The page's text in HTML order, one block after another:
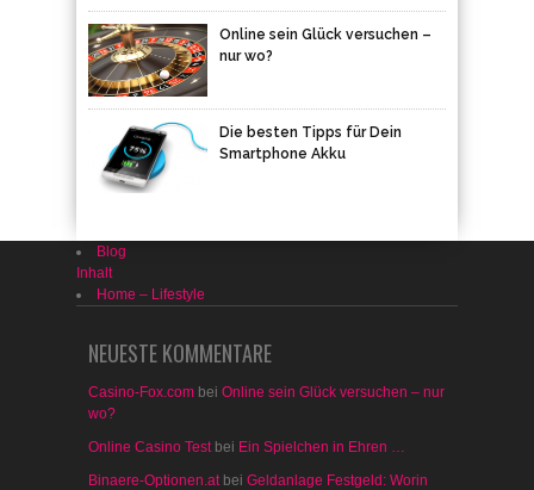
Online sein Glück versuchen –
nur wo?
Die besten Tipps für Dein
Smartphone Akku
Blog
Inhalt
Home – Lifestyle
NEUESTE KOMMENTARE
Casino-Fox.com bei Online sein Glück versuchen – nur
wo?
Online Casino Testbei Ein Spielchen in Ehren …
Binaere-Optionen.atbei Geldanlage Festgeld: Worin